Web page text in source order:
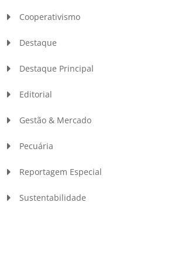
Cooperativismo
Destaque
Destaque Principal
Editorial
Gestão & Mercado
Pecuária
Reportagem Especial
Sustentabilidade